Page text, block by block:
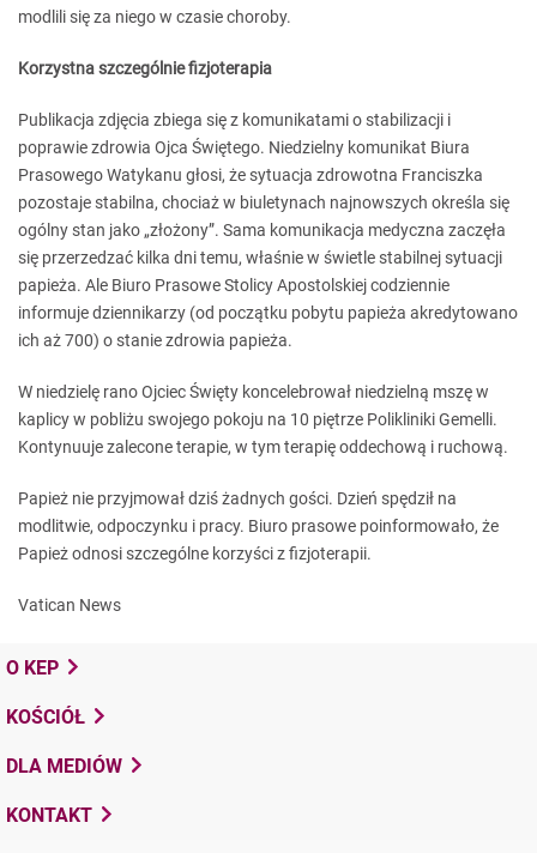
modlili się za niego w czasie choroby.
Korzystna szczególnie fizjoterapia
Publikacja zdjęcia zbiega się z komunikatami o stabilizacji i
poprawie zdrowia Ojca Świętego. Niedzielny komunikat Biura
Prasowego Watykanu głosi, że sytuacja zdrowotna Franciszka
pozostaje stabilna, chociaż w biuletynach najnowszych określa się
ogólny stan jako „złożony”. Sama komunikacja medyczna zaczęła
się przerzedzać kilka dni temu, właśnie w świetle stabilnej sytuacji
papieża. Ale Biuro Prasowe Stolicy Apostolskiej codziennie
informuje dziennikarzy (od początku pobytu papieża akredytowano
ich aż 700) o stanie zdrowia papieża.
W niedzielę rano Ojciec Święty koncelebrował niedzielną mszę w
kaplicy w pobliżu swojego pokoju na 10 piętrze Polikliniki Gemelli.
Kontynuuje zalecone terapie, w tym terapię oddechową i ruchową.
Papież nie przyjmował dziś żadnych gości. Dzień spędził na
modlitwie, odpoczynku i pracy. Biuro prasowe poinformowało, że
Papież odnosi szczególne korzyści z fizjoterapii.
Vatican News
O KEP
KOŚCIÓŁ
DLA MEDIÓW
KONTAKT